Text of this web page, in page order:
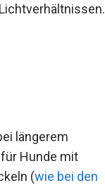
längerem
Hunde mit
(wie bei den